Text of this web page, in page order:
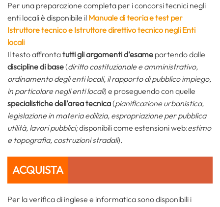
Per una preparazione completa per i concorsi tecnici negli
enti locali è disponibile il Manuale di teoria e test per
Istruttore tecnico e Istruttore direttivo tecnico negli Enti
locali
Il testo affrontatutti gli argomenti d’esame partendo dalle
discipline di base(diritto costituzionale e amministrativo,
ordinamento degli enti locali, il rapporto di pubblico impiego,
in particolare negli enti locali) e proseguendo con quelle
specialistiche dell’area tecnica(pianificazione urbanistica,
legislazione in materia edilizia, espropriazione per pubblica
utilità, lavori pubblici;disponibili come estensioni web:estimo
e topografia, costruzioni stradali).
ACQUISTA
Per la verifica di inglese e informatica sono disponibili i